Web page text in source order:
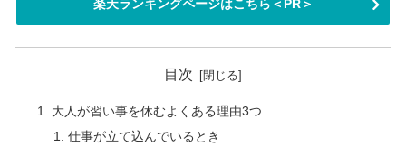
楽天ランキングページはこちら＜PR＞
目次
大人が習い事を休むよくある理由3つ
仕事が立て込んでいるとき